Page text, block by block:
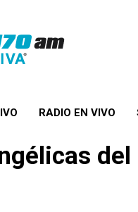
RADIO EN VIVO